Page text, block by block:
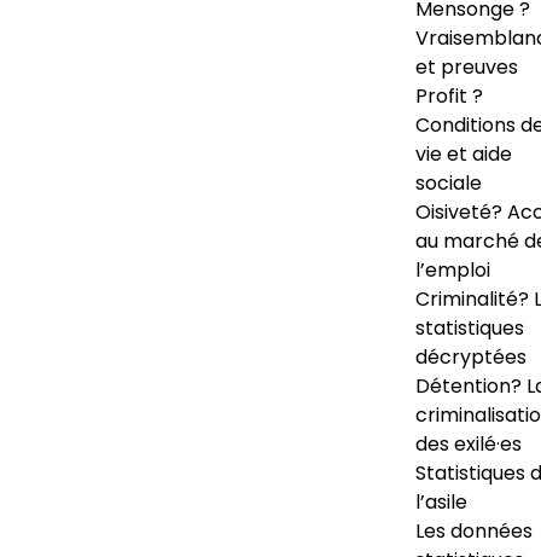
Mensonge ?
et preuves
Profit ?
Conditions
vie et aide
sociale
Oisiveté?
au marché
l’emploi
Criminalité?
statistiques
décryptées
Détention?
des exilé·es
Statistiques
l’asile
Les données